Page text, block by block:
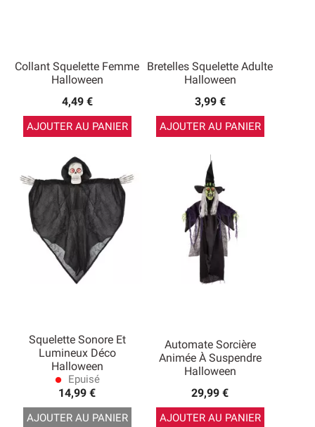
Collant Squelette Femme
Halloween
4,49 €
AJOUTER AU PANIER
Bretelles Squelette Adulte
Halloween
3,99 €
AJOUTER AU PANIER
Squelette Sonore Et
Lumineux Déco
Halloween
lens Epuisé
14,99 €
AJOUTER AU PANIER
Automate Sorcière
Animée À Suspendre
Halloween
29,99 €
AJOUTER AU PANIER